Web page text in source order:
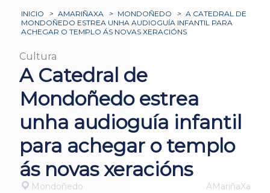
INICIO > AMARIÑAXA > MONDOÑEDO > A CATEDRAL DE
MONDOÑEDO ESTREA UNHA AUDIOGUÍA INFANTIL PARA
ACHEGAR O TEMPLO ÁS NOVAS XERACIÓNS
Cultura
A Catedral de
Mondoñedo estrea
unha audioguía infantil
para achegar o templo
ás novas xeracións
Mondoñedo AMariñaXa